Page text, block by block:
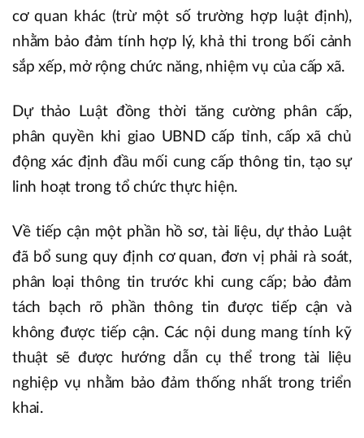
cơ quan khác (trừ một số trường hợp luật định),
nhằm bảo đảm tính hợp lý, khả thi trong bối cảnh
sắp xếp, mở rộng chức năng, nhiệm vụ của cấp xã.
Dự thảo Luật đồng thời tăng cường phân cấp,
phân quyền khi giao UBND cấp tỉnh, cấp xã chủ
động xác định đầu mối cung cấp thông tin, tạo sự
linh hoạt trong tổ chức thực hiện.
Về tiếp cận một phần hồ sơ, tài liệu, dự thảo Luật
đã bổ sung quy định cơ quan, đơn vị phải rà soát,
phân loại thông tin trước khi cung cấp; bảo đảm
tách bạch rõ phần thông tin được tiếp cận và
không được tiếp cận. Các nội dung mang tính kỹ
thuật sẽ được hướng dẫn cụ thể trong tài liệu
nghiệp vụ nhằm bảo đảm thống nhất trong triển
khai.